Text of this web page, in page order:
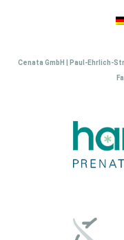
Cenata GmbH | Paul-Ehrlich-